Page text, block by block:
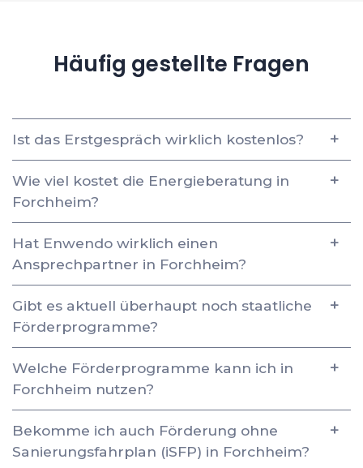
Häufig gestellte Fragen
Ist das Erstgespräch wirklich kostenlos?
Wie viel kostet die Energieberatung in
Forchheim?
Hat Enwendo wirklich einen
Ansprechpartner in Forchheim?
Gibt es aktuell überhaupt noch staatliche
Förderprogramme?
Welche Förderprogramme kann ich in
Forchheim nutzen?
Bekomme ich auch Förderung ohne
Sanierungsfahrplan (iSFP) in Forchheim?